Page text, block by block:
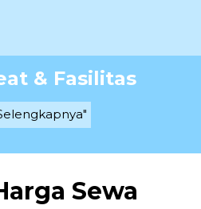
& Fasilitas
Sewa